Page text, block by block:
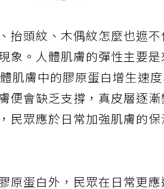
抬頭紋、木偶紋怎麼也遮
象。人體肌膚的彈性主要
肌膚中的膠原蛋白增生速
便會缺乏支撐，真皮層逐
民眾應於日常加強肌膚的